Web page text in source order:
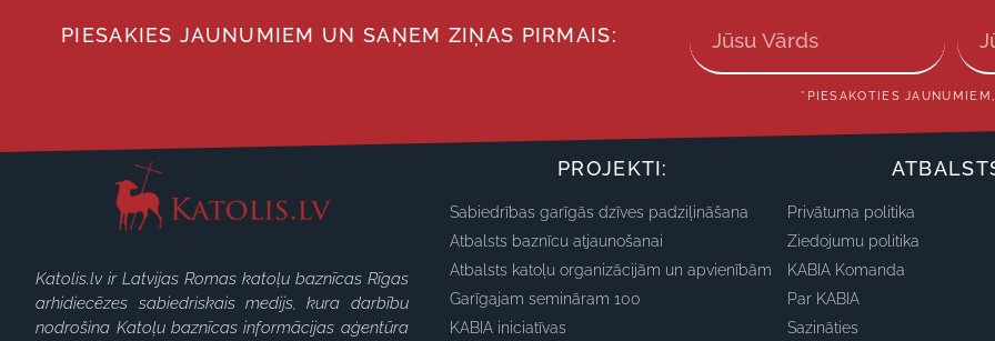
PIESAKIES JAUNUMIEM UN SAŅEM ZIŅAS PIRMAIS:
*PIESAKOTIES
Katolis.lv ir Latvijas Romas katoļu baznīcas Rīgas
arhidiecēzes sabiedriskais medijs, kura darbību
nodrošina Katoļu baznīcas informācijas aģentūra
PROJEKTI:
Sabiedrības garīgās dzīves padziļināšana
Atbalsts baznīcu atjaunošanai
Atbalsts katoļu organizācijām un apvienībām
Garīgajam semināram 100
KABIA iniciatīvas
Privātuma politika
Ziedojumu politika
KABIA Komanda
Par KABIA
Sazināties